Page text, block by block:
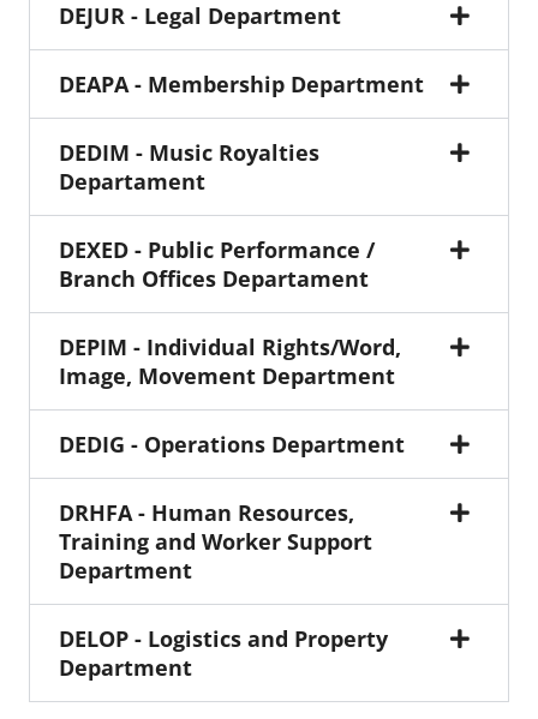
DEJUR - Legal Department
DEAPA - Membership Department
DEDIM - Music Royalties
Departament
DEXED - Public Performance /
Branch Offices Departament
DEPIM - Individual Rights/Word,
Image, Movement Department
DEDIG - Operations Department
DRHFA - Human Resources,
Training and Worker Support
Department
DELOP - Logistics and Property
Department